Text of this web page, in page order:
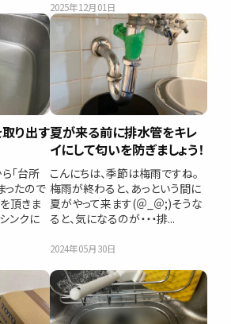
2025年12月01日
り出す
「台所
ったので
頂きま
ンクに
夏が来る前に排水管をキレ
イにして匂いを防ぎましょう！
こんにちは、季節は梅雨ですね。
梅雨が終わると、あっという間に
夏がやって来ます(＠_＠;)そうな
ると、気になるのが・・・排...
2024年05月30日